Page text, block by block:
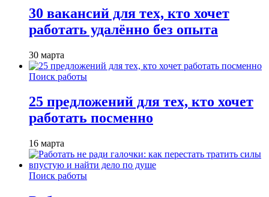
30 вакансий для тех, кто хочет
работать удалённо без опыта
30 марта
Поиск работы
25 предложений для тех, кто хочет
работать посменно
16 марта
Поиск работы